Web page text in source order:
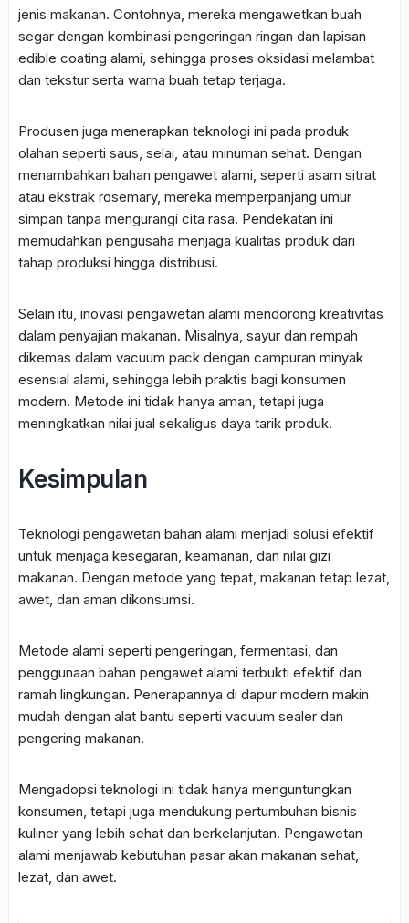
jenis makanan. Contohnya, mereka mengawetkan buah
segar dengan kombinasi pengeringan ringan dan lapisan
edible coating alami, sehingga proses oksidasi melambat
dan tekstur serta warna buah tetap terjaga.
Produsen juga menerapkan teknologi ini pada produk
olahan seperti saus, selai, atau minuman sehat. Dengan
menambahkan bahan pengawet alami, seperti asam sitrat
atau ekstrak rosemary, mereka memperpanjang umur
simpan tanpa mengurangi cita rasa. Pendekatan ini
memudahkan pengusaha menjaga kualitas produk dari
tahap produksi hingga distribusi.
Selain itu, inovasi pengawetan alami mendorong kreativitas
dalam penyajian makanan. Misalnya, sayur dan rempah
dikemas dalam vacuum pack dengan campuran minyak
esensial alami, sehingga lebih praktis bagi konsumen
modern. Metode ini tidak hanya aman, tetapi juga
meningkatkan nilai jual sekaligus daya tarik produk.
Kesimpulan
Teknologi pengawetan bahan alami menjadi solusi efektif
untuk menjaga kesegaran, keamanan, dan nilai gizi
makanan. Dengan metode yang tepat, makanan tetap lezat,
awet, dan aman dikonsumsi.
Metode alami seperti pengeringan, fermentasi, dan
penggunaan bahan pengawet alami terbukti efektif dan
ramah lingkungan. Penerapannya di dapur modern makin
mudah dengan alat bantu seperti vacuum sealer dan
pengering makanan.
Mengadopsi teknologi ini tidak hanya menguntungkan
konsumen, tetapi juga mendukung pertumbuhan bisnis
kuliner yang lebih sehat dan berkelanjutan. Pengawetan
alami menjawab kebutuhan pasar akan makanan sehat,
lezat, dan awet.